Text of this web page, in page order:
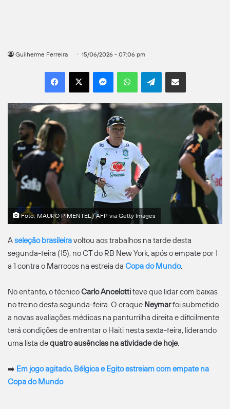
Guilherme Ferreira 15/06/2026 - 07:06 pm
Facebook
X MessengerWhatsAppTelegramCompartilhar por e-mail
Foto: MAURO PIMENTEL / AFP via Getty Images
Aseleção brasileiravoltou aos trabalhos na tarde desta
segunda-feira (15), no CT do RB New York, após o empate por 1
a 1 contra o Marrocos na estreia da Copa do Mundo.
No entanto, o técnicoCarloAncelottiteve que lidar com baixas
no treino desta segunda-feira. O craque Neymarfoi submetido
a novas avaliações médicas na panturrilha direita e dificilmente
terá condições de enfrentar o Haiti nesta sexta-feira, liderando
uma lista dequatro ausências na atividade de hoje.
➡️ Em jogo agitado, Bélgica e Egito estreiam com empate na
Copa do Mundo